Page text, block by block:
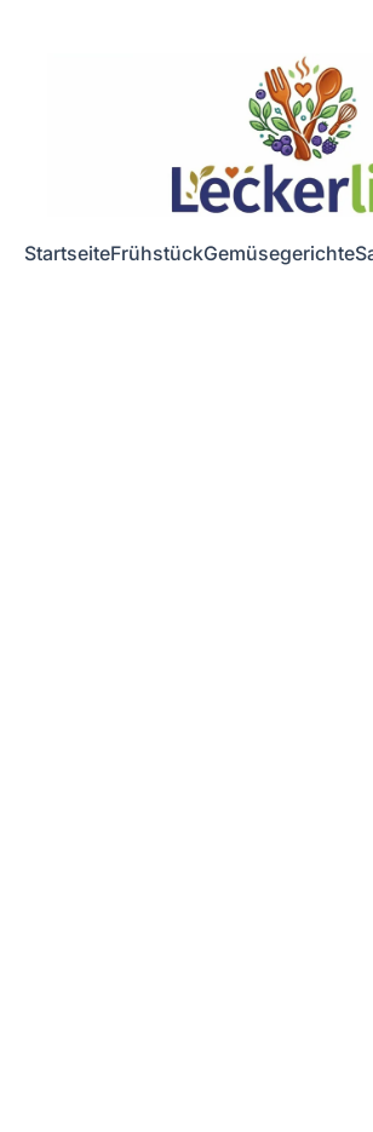
StartseiteFrühstückGemüsegerichte